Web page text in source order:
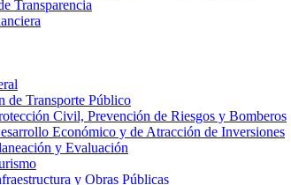
Transparencia
de Transporte Público
Civil, Prevención de Riesgos y Bomberos
Económico y de Atracción de Inversiones
y Evaluación
y Obras Públicas